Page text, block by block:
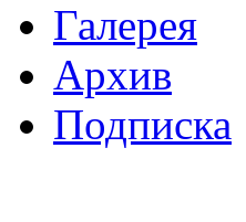
Галерея
Архив
Подписка